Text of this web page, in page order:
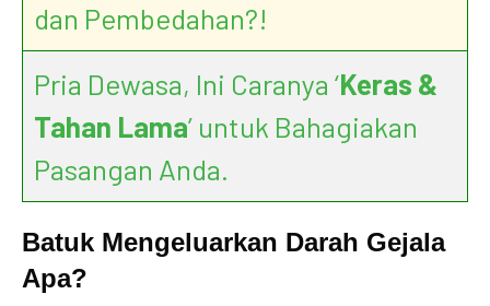
dan Pembedahan?!
Pria Dewasa, Ini Caranya ‘Keras &
Tahan Lama’ untuk Bahagiakan
Pasangan Anda.
Batuk Mengeluarkan Darah Gejala
Apa?